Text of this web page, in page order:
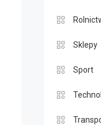
Sklepy
Sport